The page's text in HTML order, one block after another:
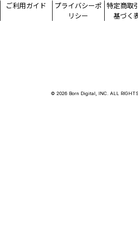
ご利用ガイド
プライバシーポ
リシー
特定商取
基づく
© 2026 Born Digital, INC. ALL RIGHTS